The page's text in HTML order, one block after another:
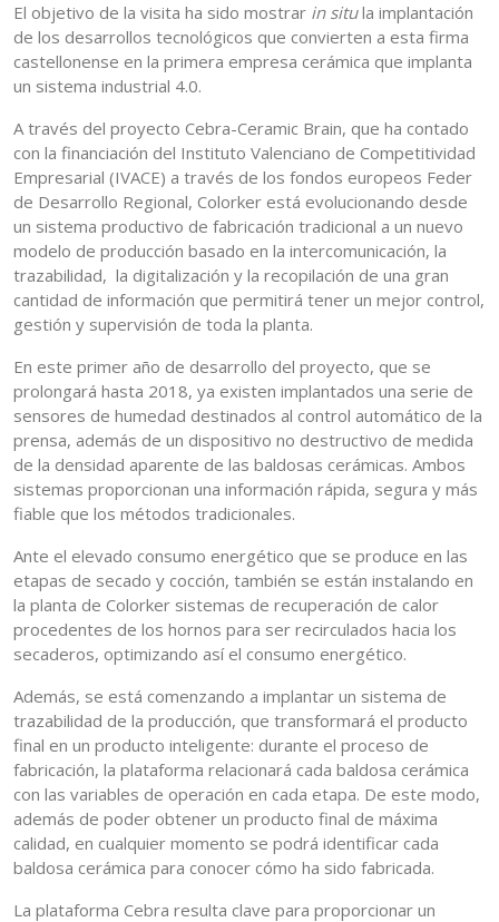
El objetivo de la visita ha sido mostrar in situla implantación
de los desarrollos tecnológicos que convierten a esta firma
castellonense en la primera empresa cerámica que implanta
un sistema industrial 4.0.
A través del proyecto Cebra-Ceramic Brain, que ha contado
con la financiación del Instituto Valenciano de Competitividad
Empresarial (IVACE) a través de los fondos europeos Feder
de Desarrollo Regional, Colorker está evolucionando desde
un sistema productivo de fabricación tradicional a un nuevo
modelo de producción basado en la intercomunicación, la
trazabilidad, la digitalización y la recopilación de una gran
cantidad de información que permitirá tener un mejor control,
gestión y supervisión de toda la planta.
En este primer año de desarrollo del proyecto, que se
prolongará hasta 2018, ya existen implantados una serie de
sensores de humedad destinados al control automático de la
prensa, además de un dispositivo no destructivo de medida
de la densidad aparente de las baldosas cerámicas. Ambos
sistemas proporcionan una información rápida, segura y más
fiable que los métodos tradicionales.
Ante el elevado consumo energético que se produce en las
etapas de secado y cocción, también se están instalando en
la planta de Colorker sistemas de recuperación de calor
procedentes de los hornos para ser recirculados hacia los
secaderos, optimizando así el consumo energético.
Además, se está comenzando a implantar un sistema de
trazabilidad de la producción, que transformará el producto
final en un producto inteligente: durante el proceso de
fabricación, la plataforma relacionará cada baldosa cerámica
con las variables de operación en cada etapa. De este modo,
además de poder obtener un producto final de máxima
calidad, en cualquier momento se podrá identificar cada
baldosa cerámica para conocer cómo ha sido fabricada.
La plataforma Cebra resulta clave para proporcionar un